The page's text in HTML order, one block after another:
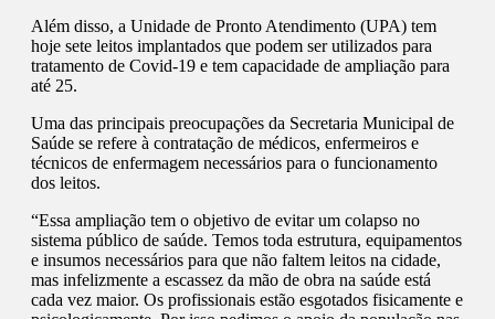
Além disso, a Unidade de Pronto Atendimento (UPA) tem
hoje sete leitos implantados que podem ser utilizados para
tratamento de Covid-19 e tem capacidade de ampliação para
até 25.
Uma das principais preocupações da Secretaria Municipal de
Saúde se refere à contratação de médicos, enfermeiros e
técnicos de enfermagem necessários para o funcionamento
dos leitos.
“Essa ampliação tem o objetivo de evitar um colapso no
sistema público de saúde. Temos toda estrutura, equipamentos
e insumos necessários para que não faltem leitos na cidade,
mas infelizmente a escassez da mão de obra na saúde está
cada vez maior. Os profissionais estão esgotados fisicamente e